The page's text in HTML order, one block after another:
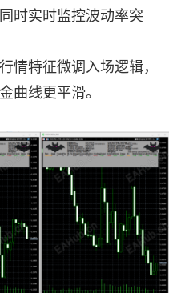
时实时监控波动率突
情特征微调入场逻辑，
曲线更平滑。